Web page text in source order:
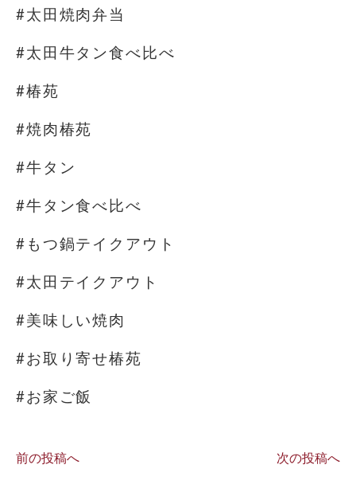
#太田焼肉弁当
#太田牛タン食べ比べ
#椿苑
#焼肉椿苑
#牛タン
#牛タン食べ比べ
#もつ鍋テイクアウト
#太田テイクアウト
#美味しい焼肉
#お取り寄せ椿苑
#お家ご飯
前の投稿へ 次の投稿へ